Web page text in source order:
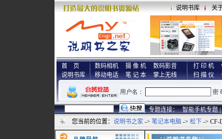
说明书库 关
首 页
说明书库
数码相机 摄 像 机
数码影音
移动电话
笔 记 本 掌上无线
打 印 机
扫 描 仪
专题连接： 智能手机专题 |
您当前的位置： 说明书之家 -> 笔记本电脑 -> 松下 -> CF-